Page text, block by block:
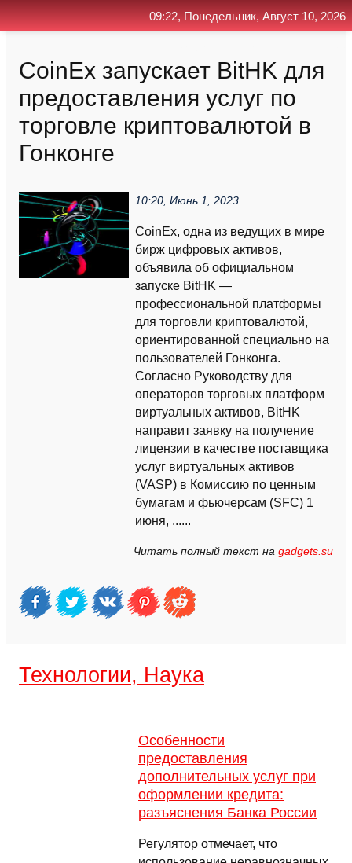
CoinEx запускает BitHK для
предоставления услуг по
торговле криптовалютой в
Гонконге
10:20, Июнь 1, 2023
CoinEx, одна из ведущих в мире
бирж цифровых активов,
объявила об официальном
запуске BitHK —
профессиональной платформы
для торговли криптовалютой,
ориентированной специально на
пользователей Гонконга.
Согласно Руководству для
операторов торговых платформ
виртуальных активов, BitHK
направит заявку на получение
лицензии в качестве поставщика
услуг виртуальных активов
(VASP) в Комиссию по ценным
бумагам и фьючерсам (SFC) 1
июня, ......
Читать полный текст на gadgets.su
Технологии, Наука
Особенности
предоставления
дополнительных услуг при
оформлении кредита:
разъяснения Банка России
Регулятор отмечает, что
09:22, Понедельник, Август 10, 2026